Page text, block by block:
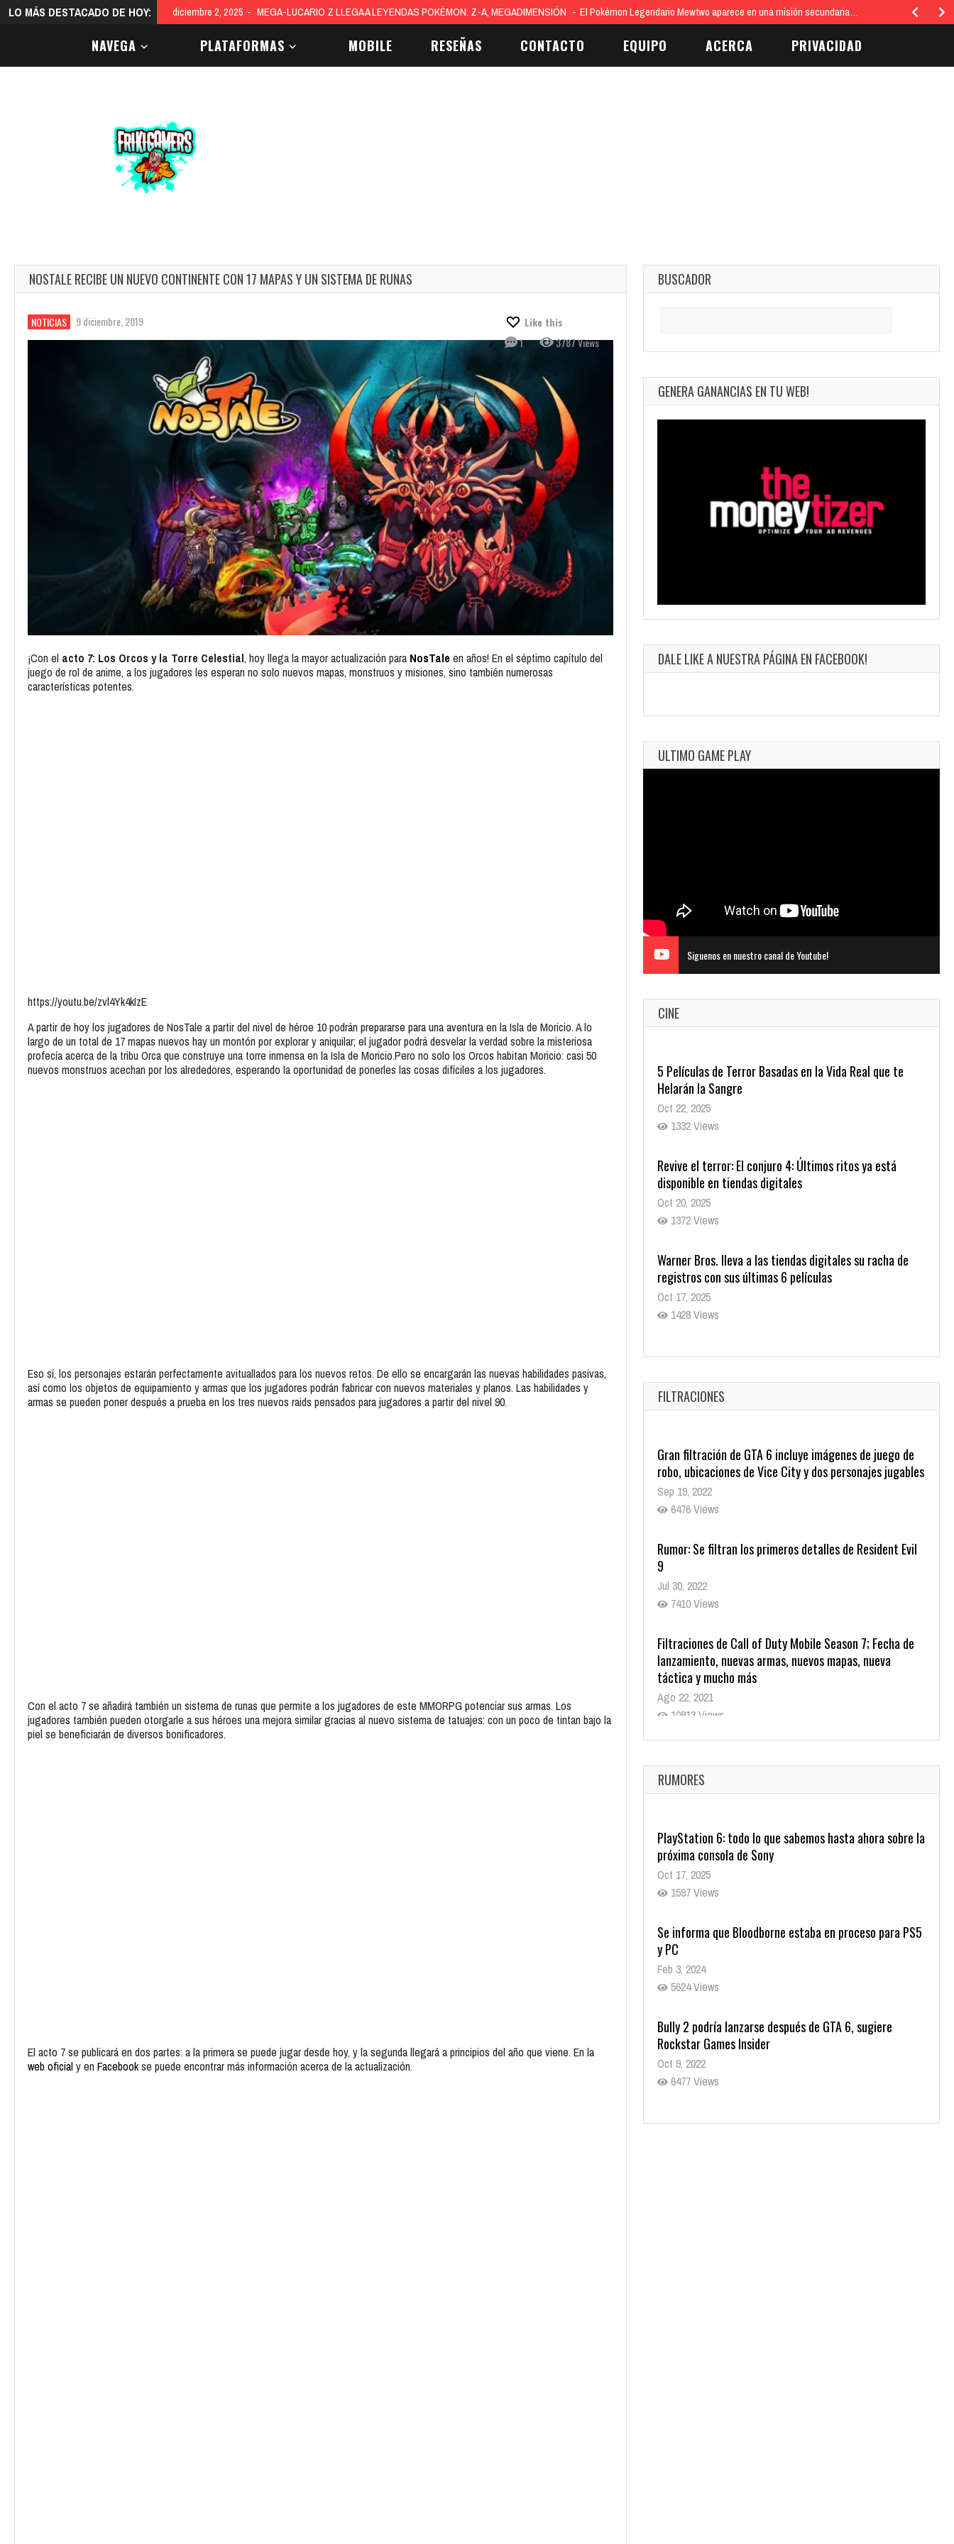
LO MÁS DESTACADO DE HOY: diciembre 9, 2025 El color del 2026 y la cocina del mañana: diseño, calma y tecnología La cocina es centro social y estético del hogar…
NAVEGA PLATAFORMAS MOBILE RESEÑAS CONTACTO EQUIPO ACERCA PRIVACIDAD
NOSTALE RECIBE UN NUEVO CONTINENTE CON 17 MAPAS Y UN SISTEMA DE RUNAS
NOTICIAS 9 diciembre, 2019
Like this
1
3787 Views
¡Con el acto 7: Los Orcos y la Torre Celestial, hoy llega la mayor actualización para NosTale en años! En el séptimo capítulo del
juego de rol de anime, a los jugadores les esperan no solo nuevos mapas, monstruos y misiones, sino también numerosas
características potentes.
https://youtu.be/zvl4Yk4kIzE
A partir de hoy los jugadores de NosTale a partir del nivel de héroe 10 podrán prepararse para una aventura en la Isla de Moricio. A lo
largo de un total de 17 mapas nuevos hay un montón por explorar y aniquilar; el jugador podrá desvelar la verdad sobre la misteriosa
profecía acerca de la tribu Orca que construye una torre inmensa en la Isla de Moricio.Pero no solo los Orcos habitan Moricio: casi 50
nuevos monstruos acechan por los alrededores, esperando la oportunidad de ponerles las cosas difíciles a los jugadores.
Eso sí, los personajes estarán perfectamente avituallados para los nuevos retos. De ello se encargarán las nuevas habilidades pasivas,
así como los objetos de equipamiento y armas que los jugadores podrán fabricar con nuevos materiales y planos. Las habilidades y
armas se pueden poner después a prueba en los tres nuevos raids pensados para jugadores a partir del nivel 90.
Con el acto 7 se añadirá también un sistema de runas que permite a los jugadores de este MMORPG potenciar sus armas. Los
jugadores también pueden otorgarle a sus héroes una mejora similar gracias al nuevo sistema de tatuajes: con un poco de tintan bajo la
piel se beneficiarán de diversos bonificadores.
El acto 7 se publicará en dos partes: a la primera se puede jugar desde hoy, y la segunda llegará a principios del año que viene. En la
web oficialy en Facebookse puede encontrar más información acerca de la actualización.
BUSCADOR
GENERA GANANCIAS EN TU WEB!
DALE LIKE A NUESTRA PÁGINA EN FACEBOOK!
ULTIMO GAME PLAY
Siguenos en nuestro canal de Youtube!
CINE
Revive el terror: El conjuro 4: Últimos ritos ya está
disponible en tiendas digitales
Oct 20, 2025
1372 Views
Warner Bros. lleva a las tiendas digitales su racha de
registros con sus últimas 6 películas
Oct 17, 2025
1428 Views
CRUNCHYROLL ANUNCIA FECHA DE ESTRENO EN CINES
DE JUJUTSU KAISEN: EJECUCIÓN
Oct 7, 2025
1752 Views
5 Películas de Terror Basadas en la Vida Real que te
Oct 22, 2025
1332 Views
FILTRACIONES
Gran filtración de GTA 6 incluye imágenes de juego de
robo, ubicaciones de Vice City y dos personajes jugables
Sep 19, 2022
6476 Views
Rumor: Se filtran los primeros detalles de Resident Evil
9
Jul 30, 2022
7410 Views
Filtraciones de Call of Duty Mobile Season 7; Fecha de
lanzamiento, nuevas armas, nuevos mapas, nueva
táctica y mucho más
Ago 22, 2021
10813 Views
La configuración de Call of Duty 2021 aparentemente
Ago 8, 2021
9995 Views
RUMORES
PlayStation 6: todo lo que sabemos hasta ahora sobre la
próxima consola de Sony
Oct 17, 2025
1597 Views
Se informa que Bloodborne estaba en proceso para PS5
y PC
Feb 3, 2024
5624 Views
Bully 2 podría lanzarse después de GTA 6, sugiere
Rockstar Games Insider
Oct 9, 2022
6477 Views
Rumor: Se filtran los primeros detalles de Resident Evil